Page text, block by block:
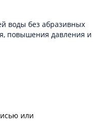
воды без абразивных
повышения давления и
или